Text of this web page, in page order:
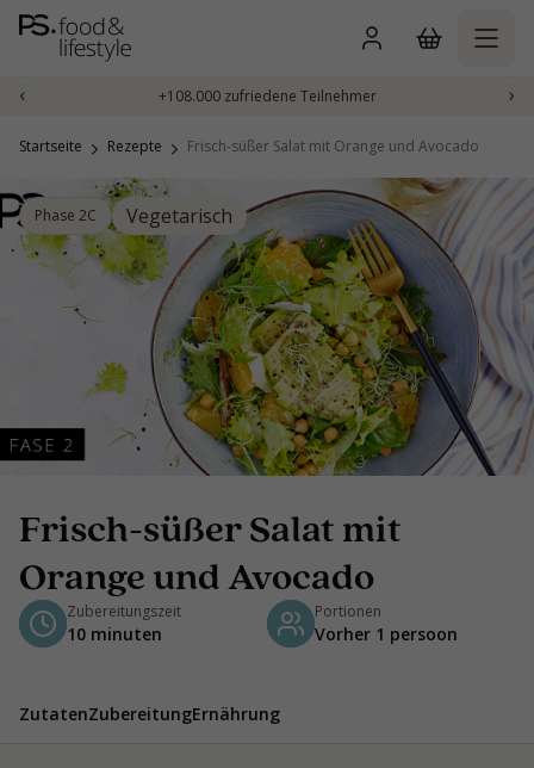
Zum
Inhalt
springen
‹ +108.000 zufriedene Teilnehmer ›
Startseite Rezepte Frisch-süßer Salat mit Orange und Avocado
Phase 2C Vegetarisch
Frisch-süßer Salat mit
Orange und Avocado
Zubereitungszeit
10 minuten
Portionen
Vorher 1 persoon
ZutatenZubereitungErnährung